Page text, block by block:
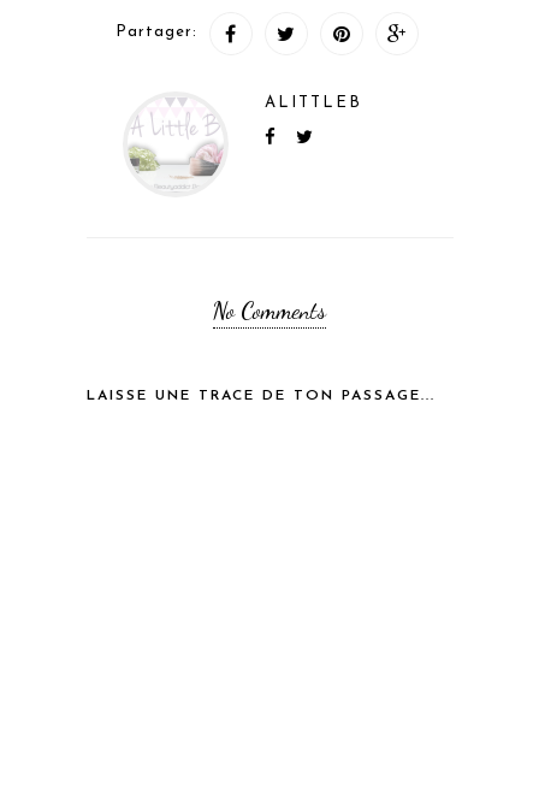
Partager:
ALITTLEB
No Comments
LAISSE UNE TRACE DE TON PASSAGE...